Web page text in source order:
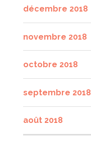
décembre 2018
novembre 2018
octobre 2018
septembre 2018
août 2018